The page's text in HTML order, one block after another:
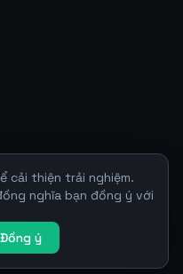
SEO Agent 24/7.
SEOAgentTeam
cải thiện trải nghiệm.
nghĩa bạn đồng ý với
Đồng ý